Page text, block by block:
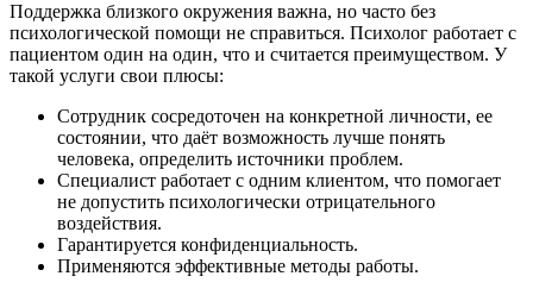
Поддержка близкого окружения важна, но часто без
психологической помощи не справиться. Психолог работает с
пациентом один на один, что и считается преимуществом. У
такой услуги свои плюсы:
Сотрудник сосредоточен на конкретной личности, ее
состоянии, что даёт возможность лучше понять
человека, определить источники проблем.
Специалист работает с одним клиентом, что помогает
не допустить психологически отрицательного
воздействия.
Гарантируется конфиденциальность.
Применяются эффективные методы работы.